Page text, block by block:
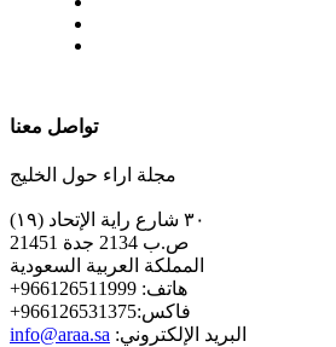
تواصل معنا
مجلة اراء حول الخليج
٣٠ شارع راية الإتحاد (١٩)
ص.ب 2134 جدة 21451
المملكة العربية السعودية
+هاتف: 966126511999
+فاكس:966126531375
info@araa.sa :البريد الإلكتروني